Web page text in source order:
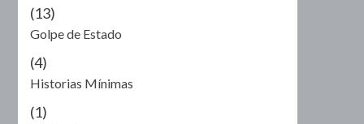
(13)
Golpe de Estado
(4)
Historias Mínimas
(1)